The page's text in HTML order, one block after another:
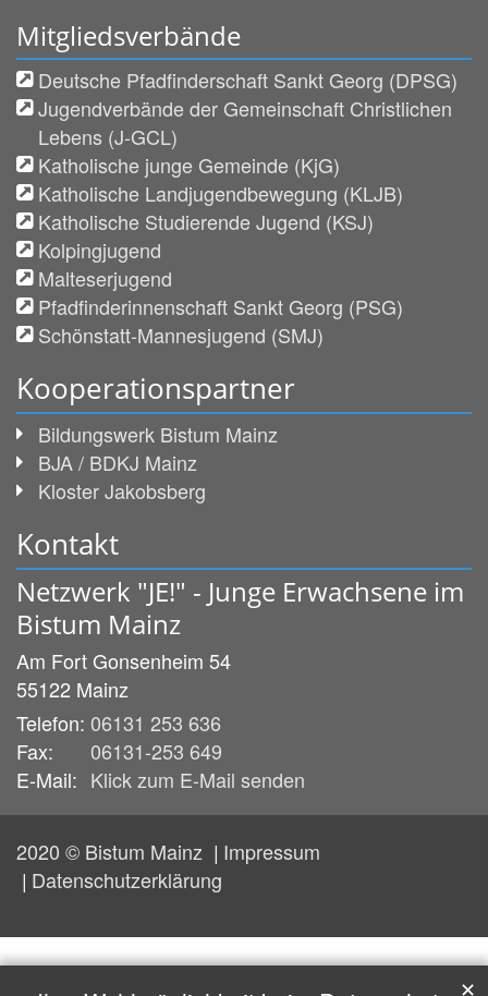
Mitgliedsverbände
Deutsche Pfadfinderschaft Sankt Georg (DPSG)
Jugendverbände der Gemeinschaft Christlichen
Lebens (J-GCL)
Katholische junge Gemeinde (KjG)
Katholische Landjugendbewegung (KLJB)
Katholische Studierende Jugend (KSJ)
Kolpingjugend
Malteserjugend
Pfadfinderinnenschaft Sankt Georg (PSG)
Schönstatt-Mannesjugend (SMJ)
Kooperationspartner
Bildungswerk Bistum Mainz
BJA / BDKJ Mainz
Kloster Jakobsberg
Kontakt
Netzwerk "JE!" - Junge Erwachsene im
Bistum Mainz
Am Fort Gonsenheim 54
55122 Mainz
Telefon: 06131 253 636
Fax:
06131-253 649
E-Mail: Klick zum E-Mail senden
2020 © Bistum Mainz
Impressum
Datenschutzerklärung
✕